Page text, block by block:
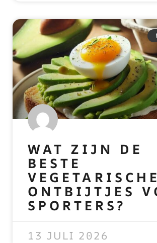
WAT ZIJN DE
BESTE
VEGETARISCHE
ONTBIJTJES
SPORTERS?
13 JULI 2026